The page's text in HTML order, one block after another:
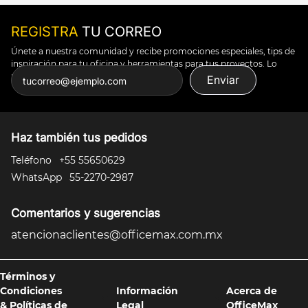
REGISTRA TU CORREO
Únete a nuestra comunidad y recibe promociones especiales, tips de
inspiración para tu oficina y herramientas para tus proyectos. Lo
puedes todo.
Enviar
Haz también tus pedidos
Teléfono
+55 55650629
WhatsApp
55-2270-2987
Comentarios y sugerencias
atencionaclientes@officemax.com.mx
Términos y
Condiciones
& Políticas de
Información
Legal
Acerca de
OfficeMax